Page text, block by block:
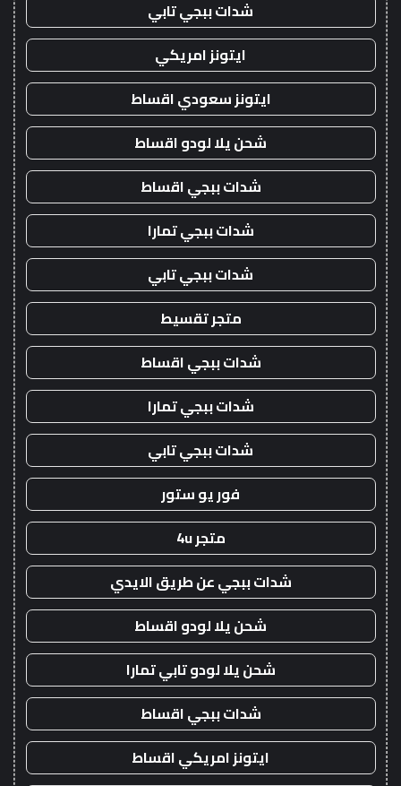
شدات ببجي تابي
ايتونز امريكي
ايتونز سعودي اقساط
شحن يلا لودو اقساط
شدات ببجي اقساط
شدات ببجي تمارا
شدات ببجي تابي
متجر تقسيط
شدات ببجي اقساط
شدات ببجي تمارا
شدات ببجي تابي
فور يو ستور
متجر 4u
شدات ببجي عن طريق الايدي
شحن يلا لودو اقساط
شحن يلا لودو تابي تمارا
شدات ببجي اقساط
ايتونز امريكي اقساط